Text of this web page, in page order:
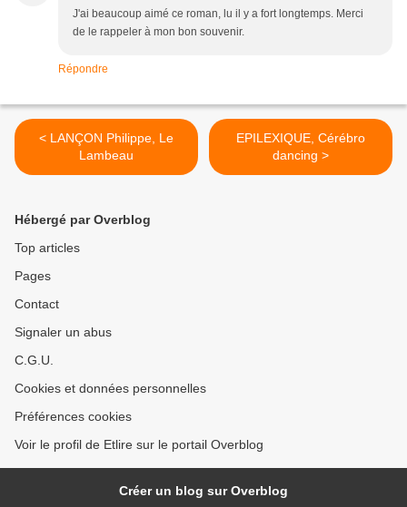
J'ai beaucoup aimé ce roman, lu il y a fort longtemps. Merci
de le rappeler à mon bon souvenir.
Répondre
< LANÇON Philippe, Le
Lambeau
EPILEXIQUE, Cérébro
dancing >
Hébergé par Overblog
Top articles
Pages
Contact
Signaler un abus
C.G.U.
Cookies et données personnelles
Préférences cookies
Voir le profil de Etlire sur le portail Overblog
Créer un blog sur Overblog